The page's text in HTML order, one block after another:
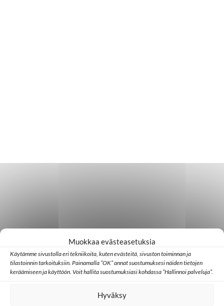
Muokkaa evästeasetuksia
Käytämme sivustolla eri tekniikoita, kuten evästeitä, sivuston toiminnan ja
tilastoinnin tarkoituksiin. Painamalla ”OK” annat suostumuksesi näiden tietojen
keräämiseen ja käyttöön. Voit hallita suostumuksiasi kohdassa ”Hallinnoi palveluja”.
Hyväksy